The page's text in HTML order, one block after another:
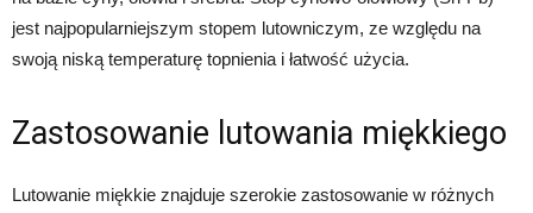
jest najpopularniejszym stopem lutowniczym, ze względu na
swoją niską temperaturę topnienia i łatwość użycia.
Zastosowanie lutowania miękkiego
Lutowanie miękkie znajduje szerokie zastosowanie w różnych